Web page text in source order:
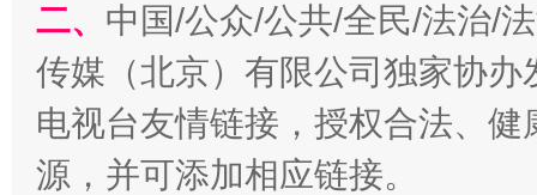
二、 中国/公众/公共/全民/法治/
传媒（北京）有限公司独家协
电视台友情链接，授权合法、
源，并可添加相应链接。